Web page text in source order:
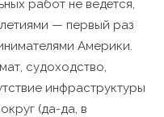
работ не ведётся,
— первый раз
Америки.
судоходство,
инфраструктуры
(да-да, в